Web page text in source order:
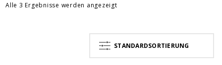
Alle 3 Ergebnisse werden angezeigt
STANDARDSORTIERUNG